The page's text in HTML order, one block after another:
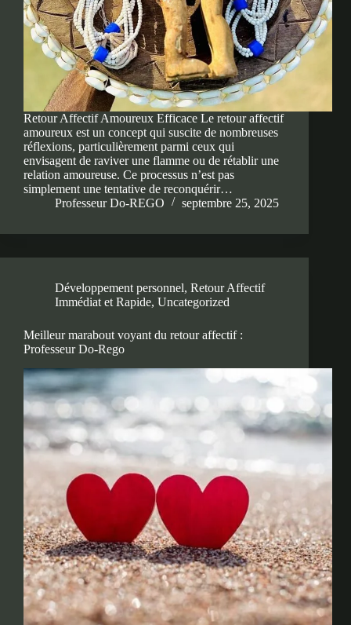
Retour Affectif Amoureux Efficace Le retour affectif
amoureux est un concept qui suscite de nombreuses
réflexions, particulièrement parmi ceux qui
envisagent de raviver une flamme ou de rétablir une
relation amoureuse. Ce processus n’est pas
simplement une tentative de reconquérir…
Professeur Do-REGO
septembre 25, 2025
Développement personnel, Retour Affectif
Immédiat et Rapide, Uncategorized
Meilleur marabout voyant du retour affectif :
Professeur Do-Rego